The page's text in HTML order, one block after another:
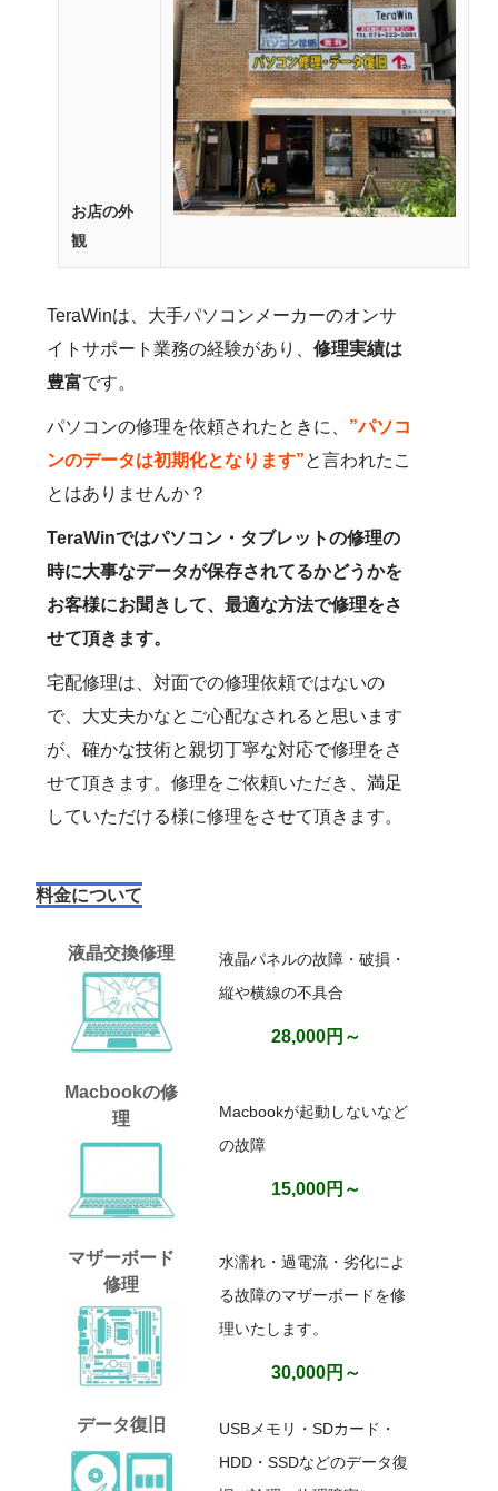
お店の外
観
TeraWinは、大手パソコンメーカーのオンサ
イトサポート業務の経験があり、 修理実績は
豊富です。
パソコンの修理を依頼されたときに、 ”パソコ
ンのデータは初期化となります”と言われたこ
とはありませんか？
TeraWinではパソコン・タブレットの修理の
時に大事なデータが保存されてるかどうかを
お客様にお聞きして、最適な方法で修理をさ
せて頂きます。
宅配修理は、対面での修理依頼ではないの
で、大丈夫かなとご心配なされると思います
が、確かな技術と親切丁寧な対応で修理をさ
せて頂きます。修理をご依頼いただき、満足
していただける様に修理をさせて頂きます。
料金について
液晶交換修理
液晶パネルの故障・破損・
縦や横線の不具合
28,000円～
Macbookの修
理
Macbookが起動しないなど
の故障
15,000円～
マザーボード
修理
水濡れ・過電流・劣化によ
る故障のマザーボードを修
理いたします。
30,000円～
データ復旧
USBメモリ・SDカード・
HDD・SSDなどのデータ復